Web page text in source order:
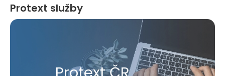
Protext služby